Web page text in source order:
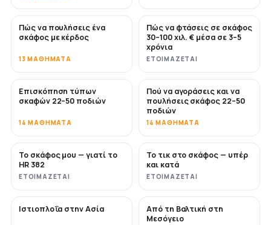
ΝΈΟ
Πώς να πουλήσεις ένα
σκάφος με κέρδος
13 ΜΑΘΉΜΑΤΑ
ΝΈΟ
Πώς να φτάσεις σε σκάφος
30–100 χιλ. € μέσα σε 3–5
χρόνια
ΕΤΟΙΜΆΖΕΤΑΙ
ΣΎΝΤΟΜΑ
Επισκόπηση τύπων
σκαφών 22–50 ποδιών
14 ΜΑΘΉΜΑΤΑ
ΣΎΝΤΟΜΑ
Πού να αγοράσεις και να
πουλήσεις σκάφος 22–50
ποδιών
14 ΜΑΘΉΜΑΤΑ
ΣΎΝΤΟΜΑ
Το σκάφος μου — γιατί το
HR 382
ΕΤΟΙΜΆΖΕΤΑΙ
ΣΎΝΤΟΜΑ
Το τικ στο σκάφος — υπέρ
και κατά
ΕΤΟΙΜΆΖΕΤΑΙ
ΣΎΝΤΟΜΑ
Ιστιοπλοΐα στην Ασία ΣΎΝΤΟΜΑ
Από τη Βαλτική στη
Μεσόγειο